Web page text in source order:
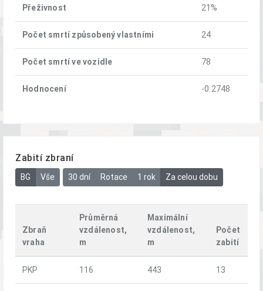
Přeživnost 21%
Počet smrtí způsobený vlastními 24
Počet smrtí ve vozidle 78
Hodnocení -0.2748
Zabití zbraní
BG Vše 30 dní Rotace 1 rok Za celou dobu
Zbraň
vraha
Průměrná
vzdálenost,
m
Maximální
vzdálenost,
m
Počet
zabití
PKP 116 443 13